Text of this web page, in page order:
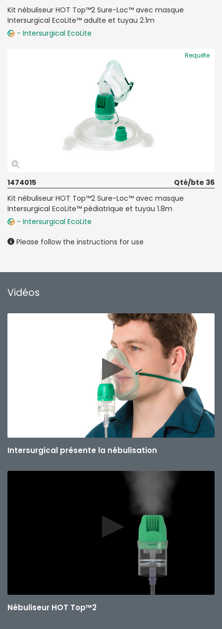
Kit nébuliseur HOT Top™2 Sure-Loc™ avec masque
Intersurgical EcoLite™ adulte et tuyau 2.1m
- Intersurgical EcoLite
Requête
1474015
Qté/bte 36
Kit nébuliseur HOT Top™2 Sure-Loc™ avec masque
Intersurgical EcoLite™ pédiatrique et tuyau 1.8m
- Intersurgical EcoLite
Please follow the instructions for use
Vidéos
Intersurgical présente la nébulisation
Nébuliseur HOT Top™2